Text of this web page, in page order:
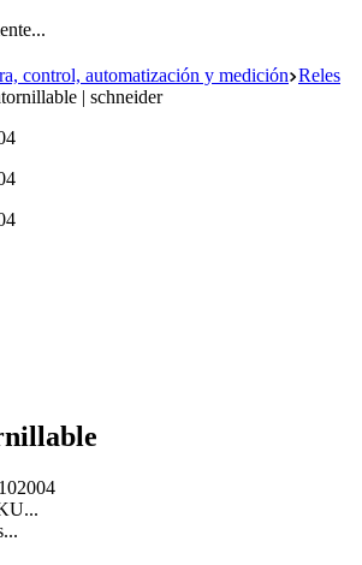
control, automatización y medición Reles
| schneider